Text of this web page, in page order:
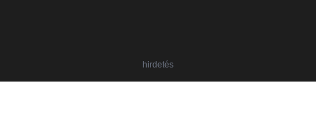
hirdetés